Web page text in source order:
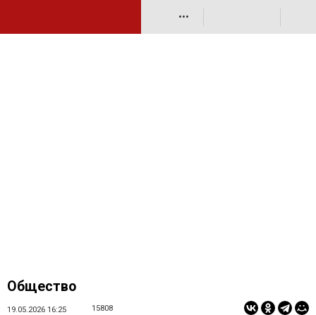
•••
Общество
19.05.2026 16:25 15808